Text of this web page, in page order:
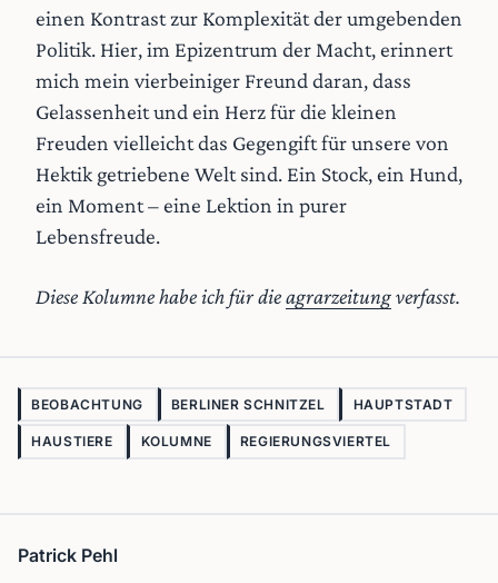
einen Kontrast zur Komplexität der umgebenden
Politik. Hier, im Epizentrum der Macht, erinnert
mich mein vierbeiniger Freund daran, dass
Gelassenheit und ein Herz für die kleinen
Freuden vielleicht das Gegengift für unsere von
Hektik getriebene Welt sind. Ein Stock, ein Hund,
ein Moment – eine Lektion in purer
Lebensfreude.
Diese Kolumne habe ich für dieagrarzeitungverfasst.
BEOBACHTUNG BERLINER SCHNITZEL HAUPTSTADT
HAUSTIERE KOLUMNE REGIERUNGSVIERTEL
Patrick Pehl